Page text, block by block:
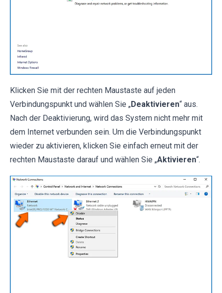
Klicken Sie mit der rechten Maustaste auf jeden
Verbindungspunkt und wählen Sie „Deaktivieren“ aus.
Nach der Deaktivierung, wird das System nicht mehr mit
dem Internet verbunden sein. Um die Verbindungspunkt
wieder zu aktivieren, klicken Sie einfach erneut mit der
rechten Maustaste darauf und wählen Sie „Aktivieren“.